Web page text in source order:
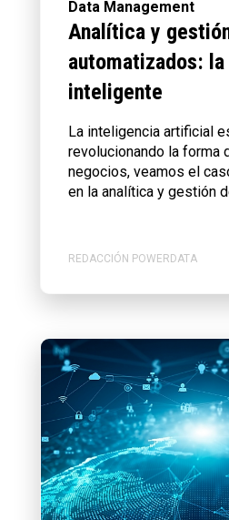
Data Management
Analítica y
automatizados:
inteligente
La inteligencia artificial
revolucionando la forma
negocios, veamos el
en la analítica y gestión
REDACCIÓN POWERDATA